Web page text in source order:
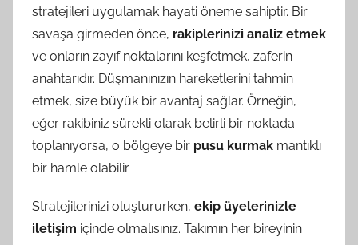
stratejileri uygulamak hayati öneme sahiptir. Bir
savaşa girmeden önce, rakiplerinizi analiz etmek
ve onların zayıf noktalarını keşfetmek, zaferin
anahtarıdır. Düşmanınızın hareketlerini tahmin
etmek, size büyük bir avantaj sağlar. Örneğin,
eğer rakibiniz sürekli olarak belirli bir noktada
toplanıyorsa, o bölgeye bir pusu kurmak mantıklı
bir hamle olabilir.
Stratejilerinizi oluştururken, ekip üyelerinizle
iletişim içinde olmalısınız. Takımın her bireyinin